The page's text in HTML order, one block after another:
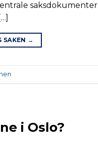
saksdokumenter
SAKEN →
i Oslo?